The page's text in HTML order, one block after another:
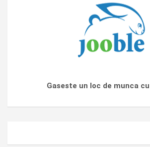
Gaseste un loc de munca cu